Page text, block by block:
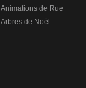
Animations de Rue
Arbres de Noël